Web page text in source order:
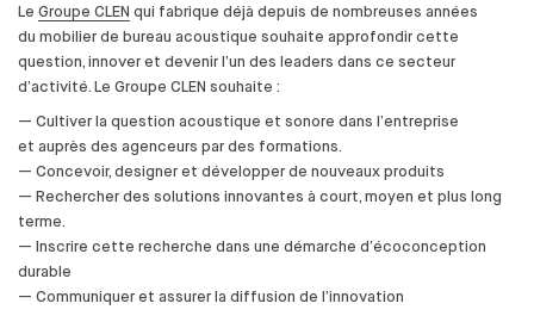
Le Groupe CLEN qui fabrique déjà depuis de nombreuses années
du mobilier de bureau acoustique souhaite approfondir cette
question, innover et devenir l’un des leaders dans ce secteur
d’activité. Le Groupe CLEN souhaite :
— Cultiver la question acoustique et sonore dans l’entreprise
et auprès des agenceurs par des formations.
— Concevoir, designer et développer de nouveaux produits
— Rechercher des solutions innovantes à court, moyen et plus long
terme.
— Inscrire cette recherche dans une démarche d’écoconception
durable
— Communiquer et assurer la diffusion de l’innovation